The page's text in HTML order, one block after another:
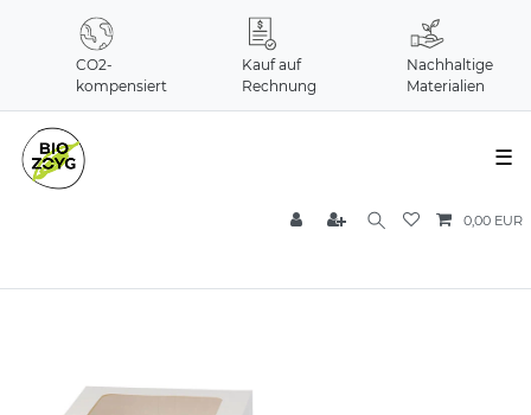
CO2-
kompensiert
Kauf auf
Rechnung
Nachhaltige
Materialien
☰
0,00 EUR